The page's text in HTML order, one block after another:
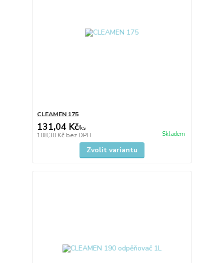
CLEAMEN 175
131,04 Kč/ks
108,30 Kč bez DPH Skladem
Zvolit variantu